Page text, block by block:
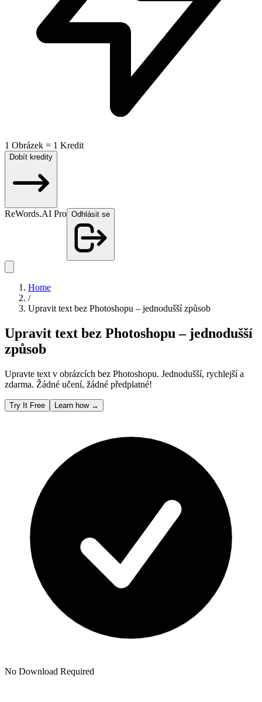
1 Obrázek = 1 Kredit
Dobít kredity
ReWords.AI Pro Odhlásit se
Home
/
Upravit text bez Photoshopu – jednodušší způsob
Upravit text bez Photoshopu – jednodušší
způsob
Upravte text v obrázcích bez Photoshopu. Jednodušší, rychlejší a
zdarma. Žádné učení, žádné předplatné!
Try It Free Learn how →
No Download Required